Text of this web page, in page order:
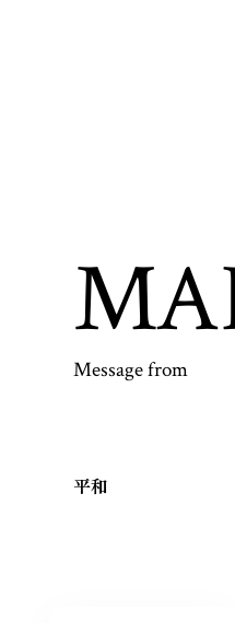
Message from
平和